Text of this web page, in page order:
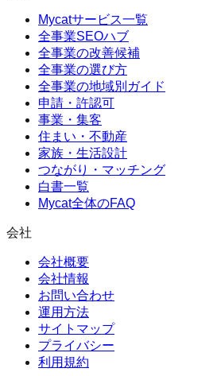
Mycatサービス一覧
全事業SEOハブ
全事業の改善候補
全事業の選び方
全事業の地域別ガイド
申請・許認可
事業・集客
住まい・不動産
家族・生活設計
つながり・マッチング
白書一覧
Mycat全体のFAQ
会社
会社概要
会社情報
お問い合わせ
運用方法
サイトマップ
プライバシー
利用規約